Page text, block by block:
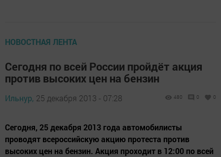
НОВОСТНАЯ ЛЕНТА
Сегодня по всей России пройдёт акция
против высоких цен на бензин
Ильнур, 25 декабря 2013 - 07:28 480 0 0
Сегодня, 25 декабря 2013 года автомобилисты
проводят всероссийскую акцию протеста против
высоких цен на бензин. Акция проходит в 12:00 по всей